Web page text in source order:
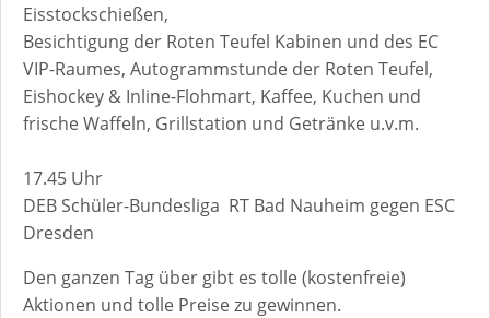
Eisstockschießen,
Besichtigung der Roten Teufel Kabinen und des EC
VIP-Raumes, Autogrammstunde der Roten Teufel,
Eishockey & Inline-Flohmart, Kaffee, Kuchen und
frische Waffeln, Grillstation und Getränke u.v.m.
17.45 Uhr
DEB Schüler-Bundesliga RT Bad Nauheim gegen ESC
Dresden
Den ganzen Tag über gibt es tolle (kostenfreie)
Aktionen und tolle Preise zu gewinnen.